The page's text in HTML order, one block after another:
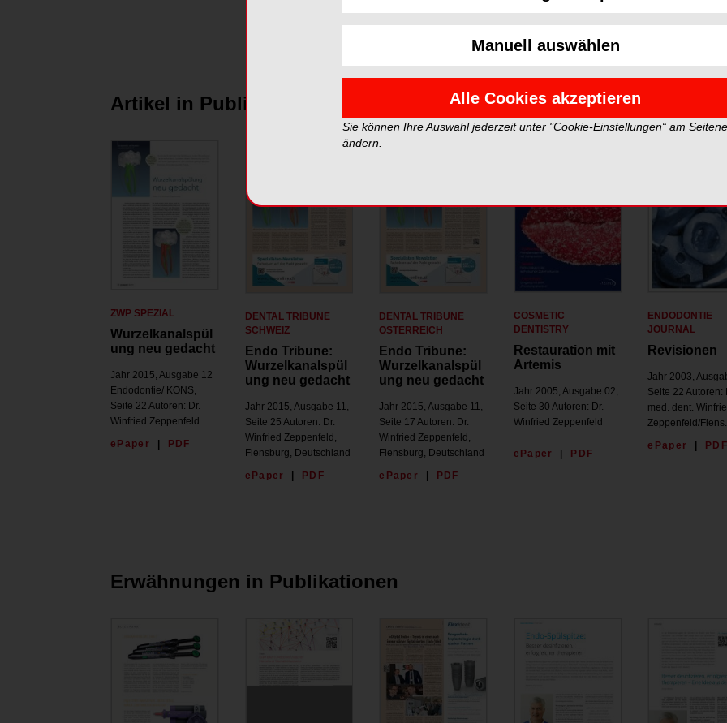
Artikel in Publikationen
ZWP SPEZIAL
Wurzelkanalspül
ung neu gedacht
Jahr 2015, Ausgabe 12
Endodontie/ KONS,
Seite 22 Autoren: Dr.
Winfried Zeppenfeld
ePaper
PDF
DENTAL TRIBUNE
SCHWEIZ
Endo Tribune:
Wurzelkanalspül
ung neu gedacht
Jahr 2015, Ausgabe 11,
Seite 25 Autoren: Dr.
Winfried Zeppenfeld,
Flensburg, Deutschland
ePaper
PDF
DENTAL TRIBUNE
ÖSTERREICH
Endo Tribune:
Wurzelkanalspül
ung neu gedacht
Jahr 2015, Ausgabe 11,
Seite 17 Autoren: Dr.
Winfried Zeppenfeld,
Flensburg, Deutschland
ePaper
PDF
COSMETIC
DENTISTRY
Restauration mit
Artemis
Jahr 2005, Ausgabe 02,
Seite 30 Autoren: Dr.
Winfried Zeppenfeld
ePaper | PDF
ENDODONTIE
JOURNAL
Revisionen
Jahr 2003,
Seite 22 Autoren:
med. dent.
Zeppenfeld/
ePaper | PDF
Erwähnungen in Publikationen
Manuell auswählen
Alle Cookies akzeptieren
Sie können Ihre Auswahl jederzeit unter "Cookie-Einstellungen“ am
ändern.